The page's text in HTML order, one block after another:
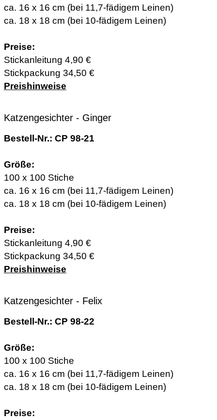
ca. 16 x 16 cm (bei 11,7-fädigem Leinen)
ca. 18 x 18 cm (bei 10-fädigem Leinen)
Preise:
Stickanleitung 4,90 €
Stickpackung 34,50 €
Preishinweise
Katzengesichter - Ginger
Bestell-Nr.: CP 98-21
Größe:
100 x 100 Stiche
ca. 16 x 16 cm (bei 11,7-fädigem Leinen)
ca. 18 x 18 cm (bei 10-fädigem Leinen)
Preise:
Stickanleitung 4,90 €
Stickpackung 34,50 €
Preishinweise
Katzengesichter - Felix
Bestell-Nr.: CP 98-22
Größe:
100 x 100 Stiche
ca. 16 x 16 cm (bei 11,7-fädigem Leinen)
ca. 18 x 18 cm (bei 10-fädigem Leinen)
Preise: